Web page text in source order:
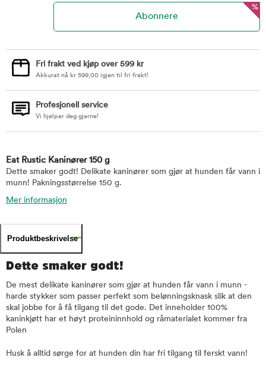
%
Fri frakt ved kjøp over 599 kr
Akkurat nå kr 599,00 igjen til fri frakt!
Profesjonell service
Vi hjelper deg gjerne!
Eat Rustic Kaninører 150 g
Dette smaker godt! Delikate kaninører som gjør at hunden får vann i
munn! Pakningsstørrelse 150 g.
Mer informasjon
Produktbeskrivelse
Dette smaker godt!
De mest delikate kaninører som gjør at hunden får vann i munn -
harde stykker som passer perfekt som belønningsknask slik at den
skal jobbe for å få tilgang til det gode. Det inneholder 100%
kaninkjøtt har et høyt proteininnhold og råmaterialet kommer fra
Polen
Husk å alltid sørge for at hunden din har fri tilgang til ferskt vann!